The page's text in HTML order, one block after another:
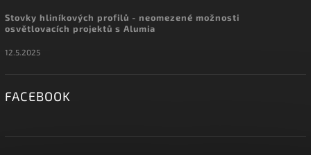
Stovky hliníkových profilů - neomezené možnosti
osvětlovacích projektů s Alumia
12.5.2025
FACEBOOK